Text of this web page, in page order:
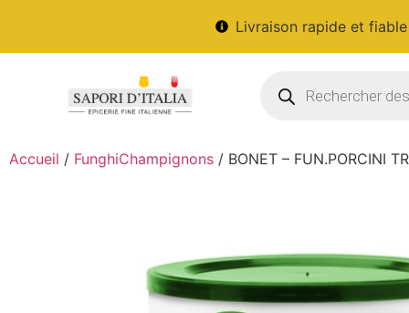
Livraison rapide et fiable
Accueil / FunghiChampignons / BONET – FUN.PORCINI